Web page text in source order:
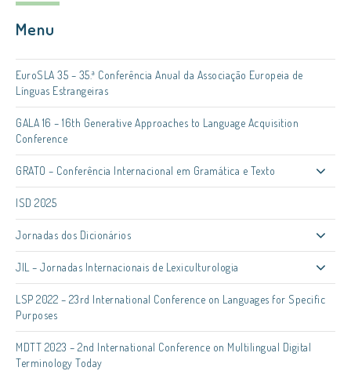
Menu
EuroSLA 35 – 35.ª Conferência Anual da Associação Europeia de
Línguas Estrangeiras
GALA 16 – 16th Generative Approaches to Language Acquisition
Conference
GRATO – Conferência Internacional em Gramática e Texto
ISD 2025
Jornadas dos Dicionários
JIL – Jornadas Internacionais de Lexiculturologia
LSP 2022 – 23rd International Conference on Languages for Specific
Purposes
MDTT 2023 – 2nd International Conference on Multilingual Digital
Terminology Today